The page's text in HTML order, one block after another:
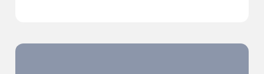
聆聽植物世界的萬千密語——《給植物的音樂會》